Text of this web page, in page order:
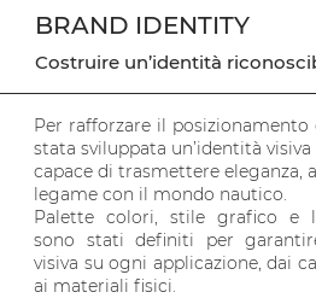
BRAND IDENTITY
Costruire un’identità
Per rafforzare il posizionamento
stata sviluppata un’identità
capace di trasmettere eleganza,
legame con il mondo nautico.
Palette colori, stile grafico e
sono stati definiti per
visiva su ogni applicazione, dai
ai materiali fisici.